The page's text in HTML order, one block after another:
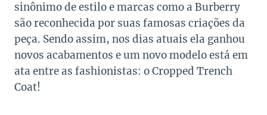
sinônimo de estilo e marcas como a Burberry
são reconhecida por suas famosas criações da
peça. Sendo assim, nos dias atuais ela ganhou
novos acabamentos e um novo modelo está em
ata entre as fashionistas: o Cropped Trench
Coat!